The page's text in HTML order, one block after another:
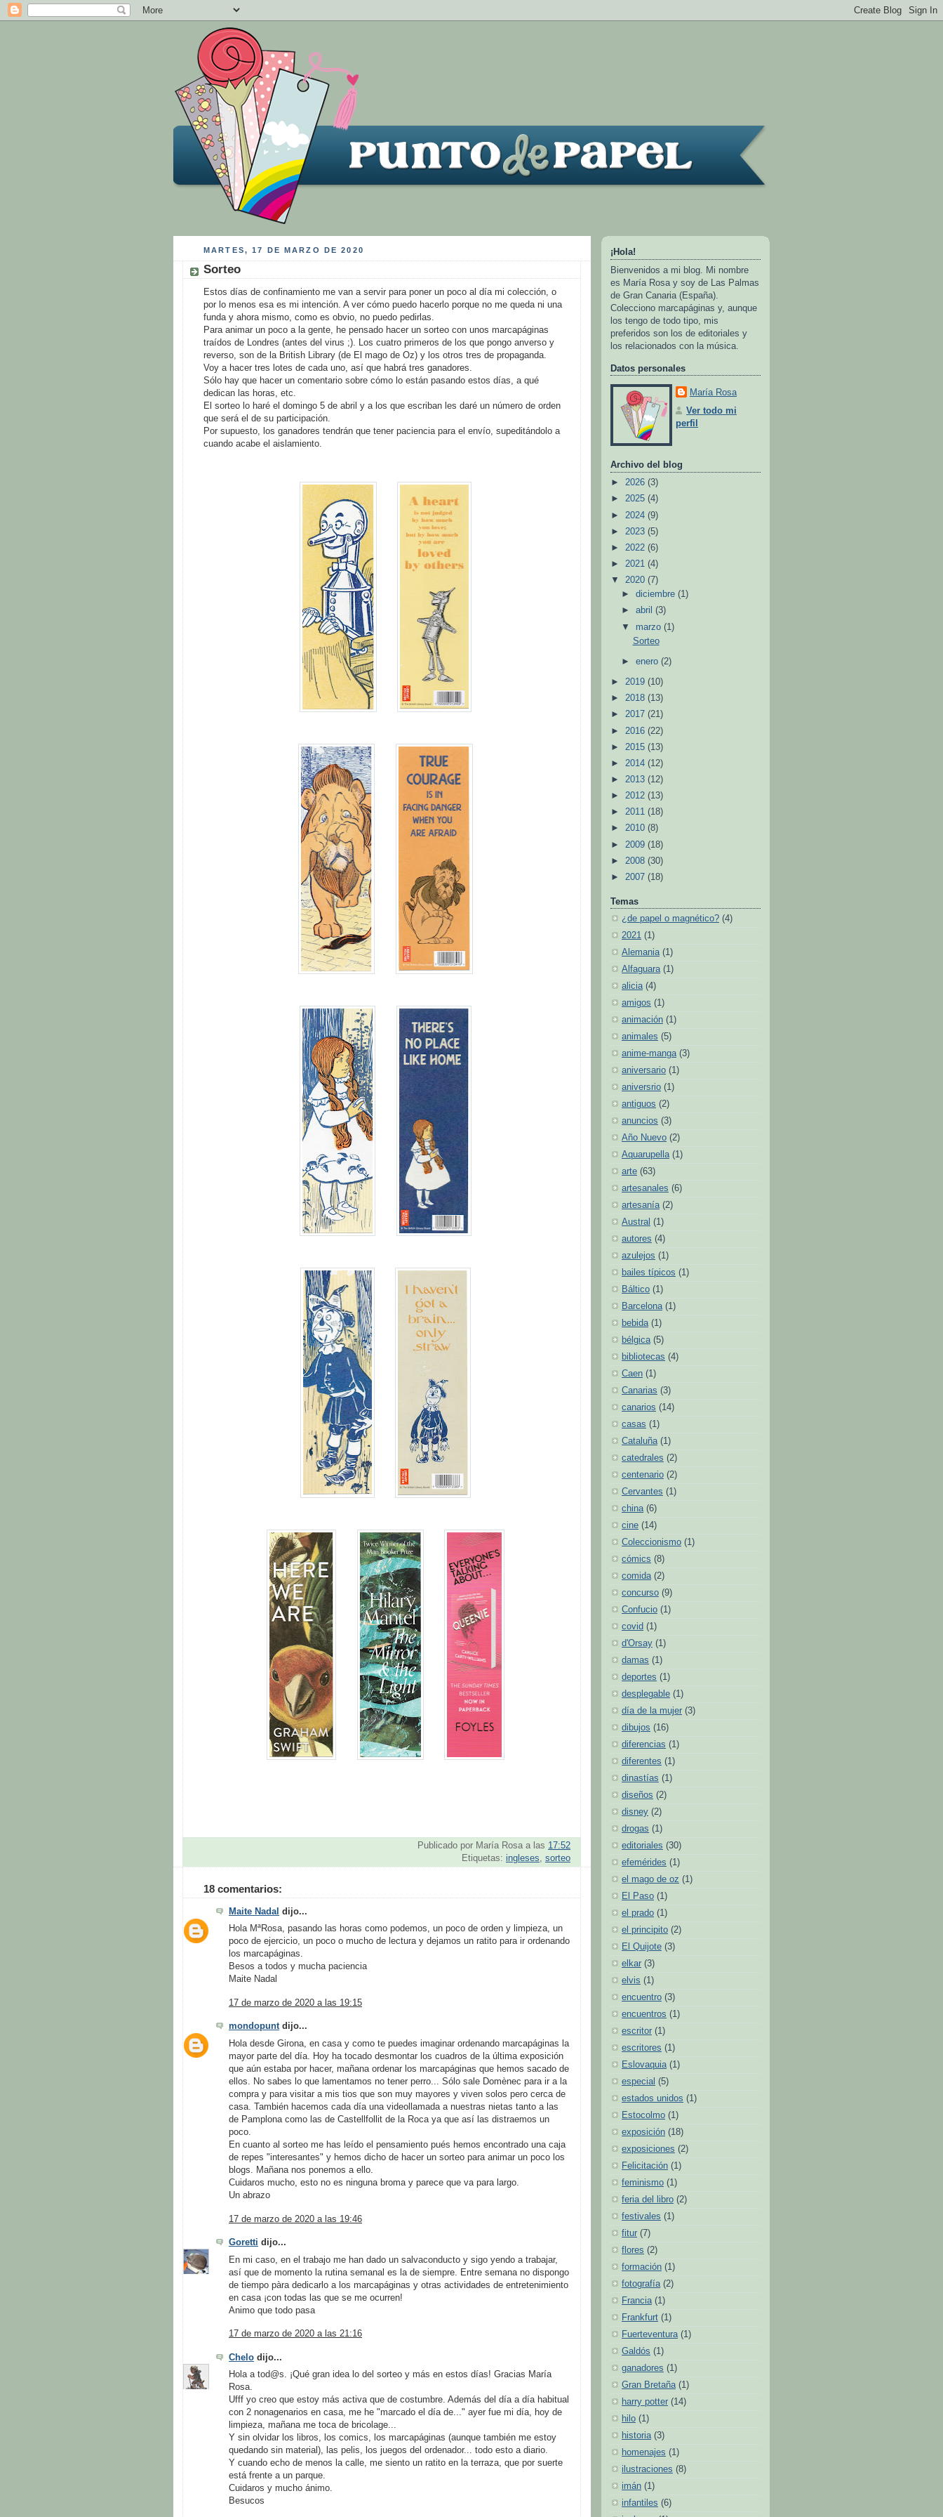
MARTES, 17 DE MARZO DE 2020
Sorteo
Estos días de confinamiento me van a servir para poner un poco al día mi colección, o
por lo menos esa es mi intención. A ver cómo puedo hacerlo porque no me queda ni una
funda y ahora mismo, como es obvio, no puedo pedirlas.
Para animar un poco a la gente, he pensado hacer un sorteo con unos marcapáginas
traídos de Londres (antes del virus ;). Los cuatro primeros de los que pongo anverso y
reverso, son de la British Library (de El mago de Oz) y los otros tres de propaganda.
Voy a hacer tres lotes de cada uno, así que habrá tres ganadores.
Sólo hay que hacer un comentario sobre cómo lo están pasando estos días, a qué
dedican las horas, etc.
El sorteo lo haré el domingo 5 de abril y a los que escriban les daré un número de orden
que será el de su participación.
Por supuesto, los ganadores tendrán que tener paciencia para el envío, supeditándolo a
cuando acabe el aislamiento.
Publicado por María Rosa a las 17:52
Etiquetas: ingleses sorteo
18 comentarios:
Maite Nadal dijo...
Hola MªRosa, pasando las horas como podemos, un poco de orden y limpieza, un
poco de ejercicio, un poco o mucho de lectura y dejamos un ratito para ir ordenando
los marcapáginas.
Besos a todos y mucha paciencia
Maite Nadal
17 de marzo de 2020 a las 19:15
mondopuntdijo...
Hola desde Girona, en casa y como te puedes imaginar ordenando marcapáginas la
mayor parte del día. Hoy ha tocado desmontar los cuadros de la última exposición
que aún estaba por hacer, mañana ordenar los marcapáginas que hemos sacado de
ellos. No sabes lo que lamentamos no tener perro... Sólo sale Domènec para ir a la
compra y para visitar a mis tios que son muy mayores y viven solos pero cerca de
casa. También hacemos cada día una videollamada a nuestras nietas tanto a las
de Pamplona como las de Castellfollit de la Roca ya que así las distraemos un
poco.
En cuanto al sorteo me has leído el pensamiento pués hemos encontrado una caja
de repes "interesantes" y hemos dicho de hacer un sorteo para animar un poco los
blogs. Mañana nos ponemos a ello.
Cuidaros mucho, esto no es ninguna broma y parece que va para largo.
Un abrazo
17 de marzo de 2020 a las 19:46
Goretti dijo...
En mi caso, en el trabajo me han dado un salvaconducto y sigo yendo a trabajar,
así que de momento la rutina semanal es la de siempre. Entre semana no dispongo
de tiempo pàra dedicarlo a los marcapáginas y otras actividades de entretenimiento
en casa ¡con todas las que se me ocurren!
Animo que todo pasa
17 de marzo de 2020 a las 21:16
Chelo dijo...
Hola a tod@s. ¡Qué gran idea lo del sorteo y más en estos días! Gracias María
Rosa.
Ufff yo creo que estoy más activa que de costumbre. Además del día a día habitual
con 2 nonagenarios en casa, me he "marcado el día de..." ayer fue mi día, hoy de
limpieza, mañana me toca de bricolage...
Y sin olvidar los libros, los comics, los marcapáginas (aunque también me estoy
quedando sin material), las pelis, los juegos del ordenador... todo esto a diario.
Y cuando echo de menos la calle, me siento un ratito en la terraza, que por suerte
está frente a un parque.
Cuidaros y mucho ánimo.
Besucos
¡Hola!
Bienvenidos a mi blog. Mi nombre
es María Rosa y soy de Las Palmas
de Gran Canaria (España).
Colecciono marcapáginas y, aunque
los tengo de todo tipo, mis
preferidos son los de editoriales y
los relacionados con la música.
Datos personales
María Rosa
Ver todo mi
perfil
Archivo del blog
► 2026 (3)
► 2025 (4)
► 2024 (9)
► 2023 (5)
► 2022 (6)
► 2021 (4)
▼ 2020 (7)
►diciembre(1)
►abril(3)
▼ marzo(1)
Sorteo
►enero(2)
► 2019 (10)
► 2018 (13)
► 2017 (21)
► 2016 (22)
► 2015 (13)
► 2014 (12)
► 2013 (12)
► 2012 (13)
► 2011 (18)
► 2010 (8)
► 2009 (18)
► 2008 (30)
► 2007 (18)
Temas
¿de papel o magnético? (4)
2021 (1)
Alemania (1)
Alfaguara (1)
alicia (4)
amigos (1)
animación (1)
animales (5)
anime-manga (3)
aniversario (1)
aniversrio (1)
antiguos (2)
anuncios (3)
Año Nuevo (2)
Aquarupella (1)
arte (63)
artesanales (6)
artesanía (2)
Austral (1)
autores (4)
azulejos (1)
bailes típicos (1)
Báltico (1)
Barcelona (1)
bebida (1)
bélgica (5)
bibliotecas (4)
Caen (1)
Canarias (3)
canarios (14)
casas (1)
Cataluña (1)
catedrales (2)
centenario (2)
Cervantes (1)
china (6)
cine (14)
Coleccionismo (1)
cómics (8)
comida (2)
concurso (9)
Confucio (1)
covid (1)
d'Orsay (1)
damas (1)
deportes (1)
desplegable (1)
día de la mujer (3)
dibujos (16)
diferencias (1)
diferentes (1)
dinastías (1)
diseños (2)
disney (2)
drogas (1)
editoriales (30)
efemérides (1)
el mago de oz (1)
El Paso (1)
el prado (1)
el principito (2)
El Quijote (3)
elkar (3)
elvis (1)
encuentro (3)
encuentros (1)
escritor (1)
escritores (1)
Eslovaquia (1)
especial (5)
estados unidos (1)
Estocolmo (1)
exposición (18)
exposiciones (2)
Felicitación (1)
feminismo (1)
feria del libro (2)
festivales (1)
fitur (7)
flores (2)
formación (1)
fotografía (2)
Francia (1)
Frankfurt (1)
Fuerteventura (1)
Galdós (1)
ganadores (1)
Gran Bretaña (1)
harry potter (14)
hilo (1)
historia (3)
homenajes (1)
ilustraciones (8)
imán (1)
infantiles (6)